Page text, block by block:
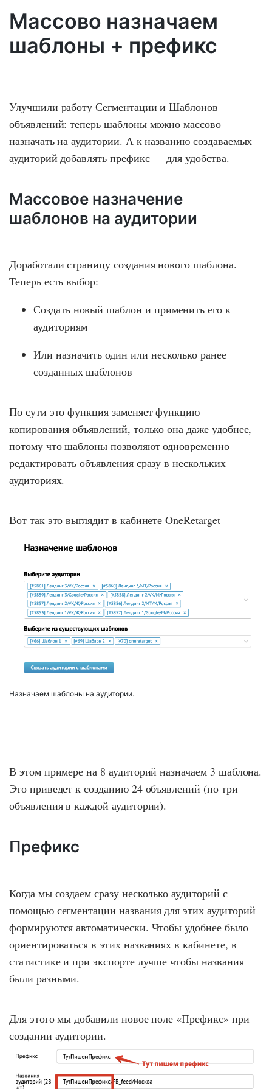
Массово назначаем
шаблоны + префикс
Улучшили работу Сегментации и Шаблонов
объявлений: теперь шаблоны можно массово
назначать на аудитории. А к названию создаваемых
аудиторий добавлять префикс — для удобства.
Массовое назначение
шаблонов на аудитории
Доработали страницу создания нового шаблона.
Теперь есть выбор:
Создать новый шаблон и применить его к
аудиториям
Или назначить один или несколько ранее
созданных шаблонов
По сути это функция заменяет функцию
копирования объявлений, только она даже удобнее,
потому что шаблоны позволяют одновременно
редактировать объявления сразу в нескольких
аудиториях.
Вот так это выглядит в кабинете OneRetarget
Назначаем шаблоны на аудитории.
В этом примере на 8 аудиторий назначаем 3 шаблона.
Это приведет к созданию 24 объявлений (по три
объявления в каждой аудитории).
Префикс
Когда мы создаем сразу несколько аудиторий с
помощью сегментации названия для этих аудиторий
формируются автоматически. Чтобы удобнее было
ориентироваться в этих названиях в кабинете, в
статистике и при экспорте лучше чтобы названия
были разными.
Для этого мы добавили новое поле «Префикс» при
создании аудитории.